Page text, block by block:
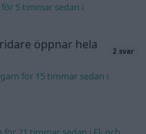
5 timmar sedan i
öppnar hela
2 svar
för 15 timmar sedan i